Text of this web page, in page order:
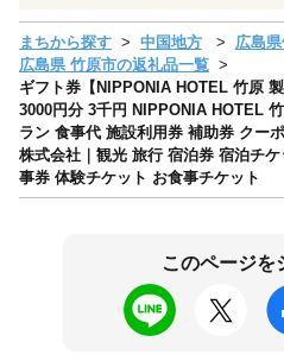
まちから探す 中国地方
広島
広島県 竹原市の返礼品一覧
ギフト券【NIPPONIA HOTEL 竹原
3000円分 3千円 NIPPONIA HOTEL
ラン 食事代 施設利用券 補助券 クー
株式会社｜観光 旅行 宿泊券 宿泊チ
事券 体験チケット お食事チケット
このページを